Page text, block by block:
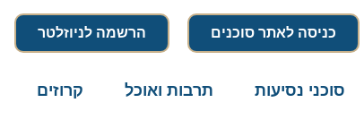
כניסה לאתר סוכנים הרשמה לניוזלטר
סוכני נסיעות תרבות ואוכל קרוזים